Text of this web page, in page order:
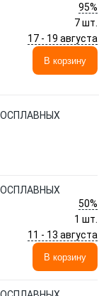
95%
7 шт.
17 - 19 августа
В корзину
50%
1 шт.
11 - 13 августа
В корзину